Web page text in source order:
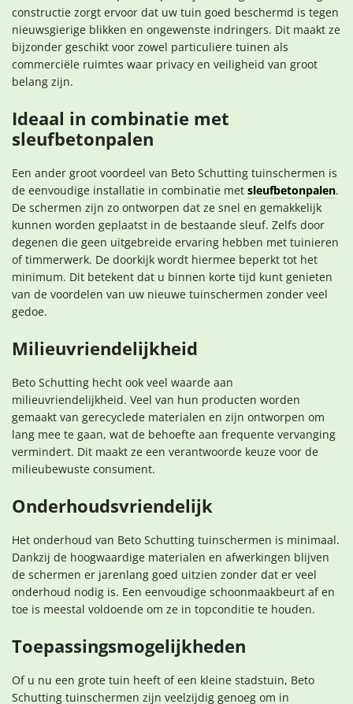
constructie zorgt ervoor dat uw tuin goed beschermd is tegen
nieuwsgierige blikken en ongewenste indringers. Dit maakt ze
bijzonder geschikt voor zowel particuliere tuinen als
commerciële ruimtes waar privacy en veiligheid van groot
belang zijn.
Ideaal in combinatie met
sleufbetonpalen
Een ander groot voordeel van Beto Schutting tuinschermen is
de eenvoudige installatie in combinatie met sleufbetonpalen.
De schermen zijn zo ontworpen dat ze snel en gemakkelijk
kunnen worden geplaatst in de bestaande sleuf. Zelfs door
degenen die geen uitgebreide ervaring hebben met tuinieren
of timmerwerk. De doorkijk wordt hiermee beperkt tot het
minimum. Dit betekent dat u binnen korte tijd kunt genieten
van de voordelen van uw nieuwe tuinschermen zonder veel
gedoe.
Milieuvriendelijkheid
Beto Schutting hecht ook veel waarde aan
milieuvriendelijkheid. Veel van hun producten worden
gemaakt van gerecyclede materialen en zijn ontworpen om
lang mee te gaan, wat de behoefte aan frequente vervanging
vermindert. Dit maakt ze een verantwoorde keuze voor de
milieubewuste consument.
Onderhoudsvriendelijk
Het onderhoud van Beto Schutting tuinschermen is minimaal.
Dankzij de hoogwaardige materialen en afwerkingen blijven
de schermen er jarenlang goed uitzien zonder dat er veel
onderhoud nodig is. Een eenvoudige schoonmaakbeurt af en
toe is meestal voldoende om ze in topconditie te houden.
Toepassingsmogelijkheden
Of u nu een grote tuin heeft of een kleine stadstuin, Beto
Schutting tuinschermen zijn veelzijdig genoeg om in